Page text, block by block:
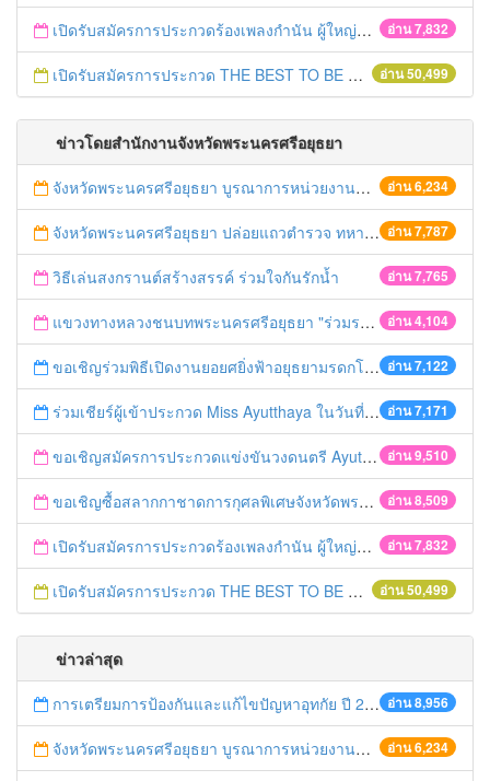
อ่าน 7,832
เปิดรับสมัครการประกวดร้องเพลงกำนัน ผู้ใหญ่บ้าน ฯลฯ
อ่าน 50,499
เปิดรับสมัครการประกวด THE BEST TO BE NUMBER ONE
ข่าวโดยสำนักงานจังหวัดพระนครศรีอยุธยา
อ่าน 6,234
จังหวัดพระนครศรีอยุธยา บูรณาการหน่วยงานที่เกี่ยวข้อง ลงพื้นที่จัดระเบียบและดำเนินมาตรการตามบทลงโทษสูงสุดกับผู้ประกอบการร้านค้าที่ยังฝ่าฝืนตั้งร้านค้ารุกล้ำเขตพื้นที่ทางหลวง เตรียมความปลอดภัยก่อนเทศกาลสงกรานต์
อ่าน 7,787
จังหวัดพระนครศรีอยุธยา ปล่อยแถวตำรวจ ทหาร ฝ่ายปกครอง กว่า 100 นาย ตรวจเข้มท่ารถสาธารณะ สถานีขนส่งรถโดยสาร วินรถตู้ และสถานีรถไฟ เตรียมรับมือเทศกาลสงกรานต์
อ่าน 7,765
วิธีเล่นสงกรานต์สร้างสรรค์ ร่วมใจกันรักน้ำ
อ่าน 4,104
แขวงทางหลวงชนบทพระนครศรีอยุธยา "ร่วมรณรงค์ ขับช้า เปิดไฟหน้า คาดเข็มขัด" เทศกาลสงกรานต์ ปี 2561
อ่าน 7,122
ขอเชิญร่วมพิธีเปิดงานยอยศยิ่งฟ้าอยุธยามรดกโลก
อ่าน 7,171
ร่วมเชียร์ผู้เข้าประกวด Miss Ayutthaya ในวันที่ 15 ธันวาคม 2560
อ่าน 9,510
ขอเชิญสมัครการประกวดแข่งขันวงดนตรี Ayutthaya battle of the bands
อ่าน 8,509
ขอเชิญซื้อสลากกาชาดการกุศลพิเศษจังหวัดพระนครศรีอยุธยา 2560
อ่าน 7,832
เปิดรับสมัครการประกวดร้องเพลงกำนัน ผู้ใหญ่บ้าน ฯลฯ
อ่าน 50,499
เปิดรับสมัครการประกวด THE BEST TO BE NUMBER ONE
ข่าวล่าสุด
อ่าน 8,956
การเตรียมการป้องกันและแก้ไขปัญหาอุทกัย ปี 2561
อ่าน 6,234
จังหวัดพระนครศรีอยุธยา บูรณาการหน่วยงานที่เกี่ยวข้อง ลงพื้นที่จัดระเบียบและดำเนินมาตรการตามบทลงโทษสูงสุดกับผู้ประกอบการร้านค้าที่ยังฝ่าฝืนตั้งร้านค้ารุกล้ำเขตพื้นที่ทางหลวง เตรียมความปลอดภัยก่อนเทศกาลสงกรานต์